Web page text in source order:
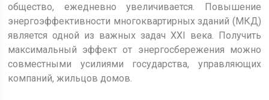
общество, ежедневно увеличивается. Повышение
энергоэффективности многоквартирных зданий (МКД)
является одной из важных задач XXI века. Получить
максимальный эффект от энергосбережения можно
совместными усилиями государства, управляющих
компаний, жильцов домов.